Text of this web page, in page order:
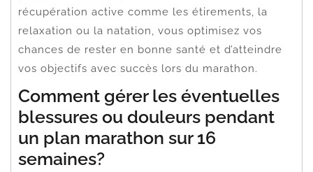
récupération active comme les étirements, la
relaxation ou la natation, vous optimisez vos
chances de rester en bonne santé et d’atteindre
vos objectifs avec succès lors du marathon.
Comment gérer les éventuelles
blessures ou douleurs pendant
un plan marathon sur 16
semaines?